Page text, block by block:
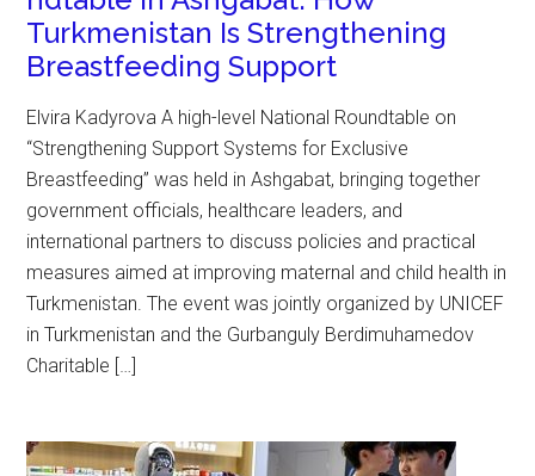
Turkmenistan Is Strengthening
Breastfeeding Support
Elvira Kadyrova A high-level National Roundtable on
“Strengthening Support Systems for Exclusive
Breastfeeding” was held in Ashgabat, bringing together
government officials, healthcare leaders, and
international partners to discuss policies and practical
measures aimed at improving maternal and child health in
Turkmenistan. The event was jointly organized by UNICEF
in Turkmenistan and the Gurbanguly Berdimuhamedov
Charitable […]